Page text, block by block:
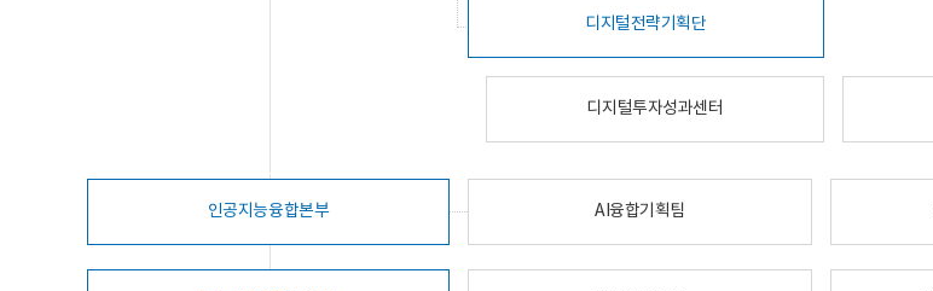
디지털전략기획단
디지털투자성과센터
인공지능융합본부 AI융합기획팀